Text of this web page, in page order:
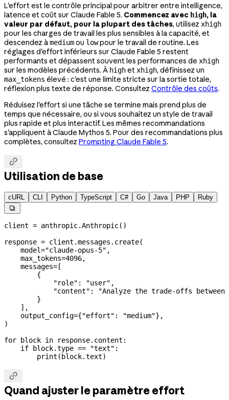
L'effort est le contrôle principal pour arbitrer entre intelligence,
latence et coût sur Claude Fable 5. Commencez avec high, la
valeur par défaut, pour la plupart des tâches, utilisez xhigh
pour les charges de travail les plus sensibles à la capacité, et
descendez àmediumou lowpour le travail de routine. Les
réglages d'effort inférieurs sur Claude Fable 5 restent
performants et dépassent souvent les performances de xhigh
sur les modèles précédents. À highet xhigh, définissez un
max_tokens élevé : c'est une limite stricte sur la sortie totale,
réflexion plus texte de réponse. Consultez Contrôle des coûts.
Réduisez l'effort si une tâche se termine mais prend plus de
temps que nécessaire, ou si vous souhaitez un style de travail
plus rapide et plus interactif. Les mêmes recommandations
s'appliquent à Claude Mythos 5. Pour des recommandations plus
complètes, consultez Prompting Claude Fable 5.

Utilisation de base
cURL CLI Python TypeScript C# Go Java PHP Ruby

client = anthropic.Anthropic()
response = client.messages.create(
    model
="claude-opus-5" ,
    max_tokens
=4096,
    messages
= [
        {
            "role"
: "user" ,
            "content"
:
"Analyze the trade-offs
        }
    ],
    output_config
={"effort" : "medium"},
)
for block in response.content:
    if
block.type == "text" :
        print
(block.text)

Quand ajuster le paramètre effort